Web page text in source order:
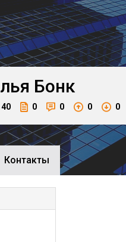
Бонк
40 0 0 0 0
Контакты